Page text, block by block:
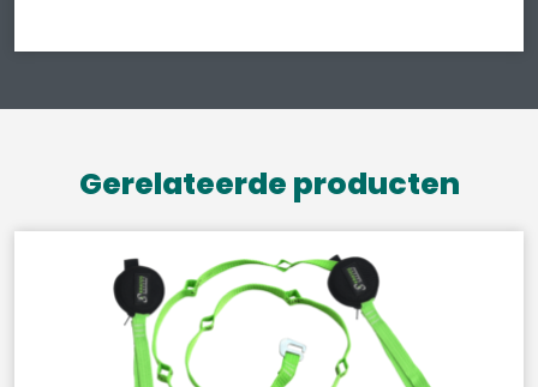
Gerelateerde producten